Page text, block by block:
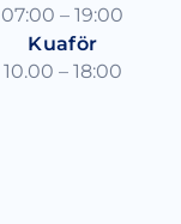
07:00 – 19:00
Kuaför
10.00 – 18:00